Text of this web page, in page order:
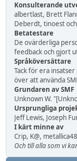
Konsulterande
albertlast, Brett
Deberdt, tinoest
Betatestare
De ovärderliga
feedback och gjort
Språköversättare
Tack för era
över att använda
Grundaren av SMF
Unknown W.
Ursprungliga
Jeff Lewis, Joseph
I kärt minne av
Crip, K@,
Och till alla som vi